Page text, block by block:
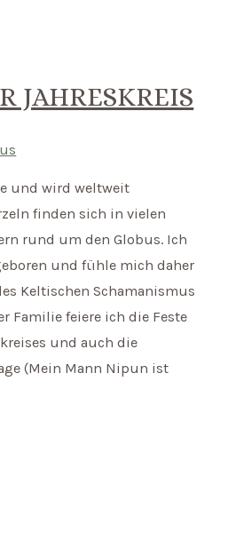
JAHRESKREIS
und wird weltweit
finden sich in vielen
rund um den Globus. Ich
und fühle mich daher
Keltischen Schamanismus
Familie feiere ich die Feste
und auch die
(Mein Mann Nipun ist